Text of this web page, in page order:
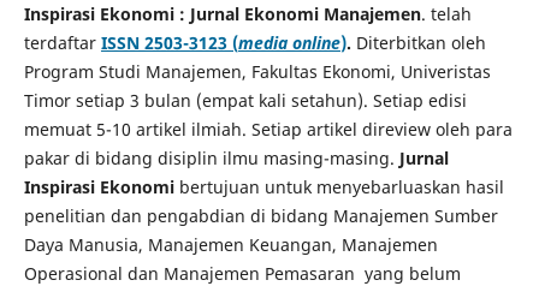
Inspirasi Ekonomi : Jurnal Ekonomi Manajemen. telah
terdaftar ISSN 2503-3123 (media online). Diterbitkan oleh
Program Studi Manajemen, Fakultas Ekonomi, Univeristas
Timor setiap 3 bulan (empat kali setahun). Setiap edisi
memuat 5-10 artikel ilmiah. Setiap artikel direview oleh para
pakar di bidang disiplin ilmu masing-masing. Jurnal
Inspirasi Ekonomibertujuan untuk menyebarluaskan hasil
penelitian dan pengabdian di bidang Manajemen Sumber
Daya Manusia, Manajemen Keuangan, Manajemen
Operasional dan Manajemen Pemasaran yang belum